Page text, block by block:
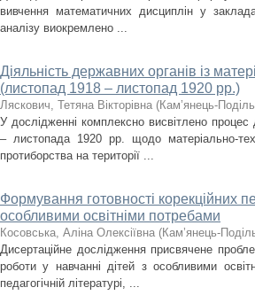
вивчення математичних дисциплін у
аналізу виокремлено ...
Діяльність державних органів із
(листопад 1918 – листопад 1920 рр.)
Ляскович, Тетяна Вікторівна (Кам’янець-
У дослідженні комплексно висвітлено
– листопада 1920 рр. щодо матеріально-
протиборства на території ...
Формування готовності корекційних
особливими освітніми потребами
Косовська, Аліна Олексіївна (Кам’янець-
Дисертаційне дослідження присвячене
роботи у навчанні дітей з особливими
педагогічній літературі, ...